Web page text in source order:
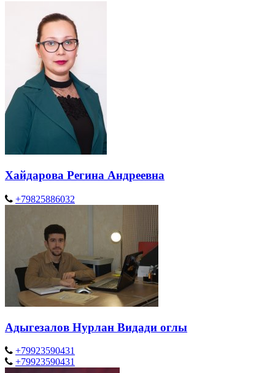
Хайдарова Регина Андреевна
+79825886032
Адыгезалов Нурлан Видади оглы
+79923590431
+79923590431